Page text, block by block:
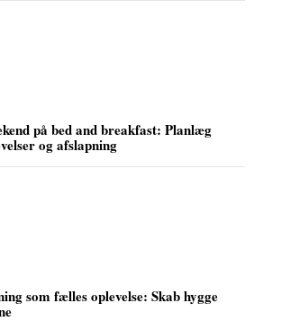
på bed and breakfast: Planlæg
og afslapning
som fælles oplevelse: Skab hygge